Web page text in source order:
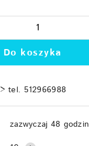
Do koszyka
tel. 512966988
Wyślij
zazwyczaj 48 godzin